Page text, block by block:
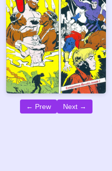
← Prew Next →